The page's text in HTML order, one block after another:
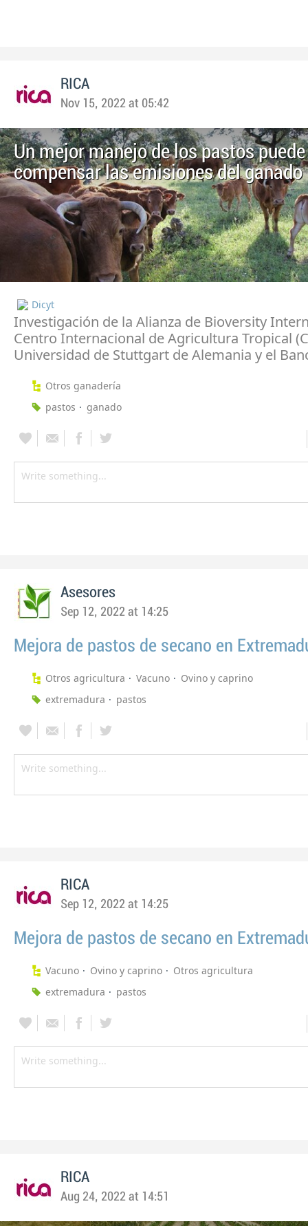
RICA
Nov 15, 2022 at 05:42
Un mejor manejo de los pastos puede
compensar las emisiones del ganado
Dicyt
Investigación de la Alianza de Bioversity
Centro Internacional de Agricultura Tropical
Universidad de Stuttgart de Alemania y el
Otros ganadería
pastos
ganado
Asesores
Sep 12, 2022 at 14:25
Mejora de pastos de secano en
Otros agricultura Vacuno
Ovino y caprino
extremadura
pastos
RICA
Sep 12, 2022 at 14:25
Mejora de pastos de secano en
Vacuno Ovino y caprino
Otros agricultura
extremadura
pastos
RICA
Aug 24, 2022 at 14:51